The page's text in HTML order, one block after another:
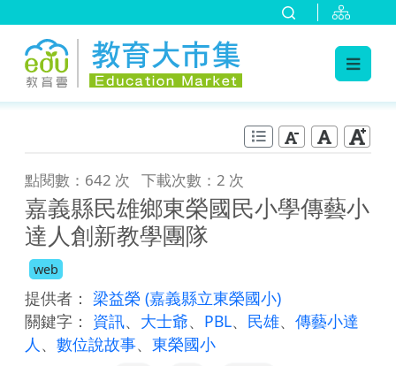
點閱數：642 次 下載次數：2 次
嘉義縣民雄鄉東榮國民小學傳藝小
達人創新教學團隊
web
提供者： 梁益榮 (嘉義縣立東榮國小)
關鍵字： 資訊、 大士爺、 PBL、 民雄、 傳藝小達
人 、 數位說故事、 東榮國小